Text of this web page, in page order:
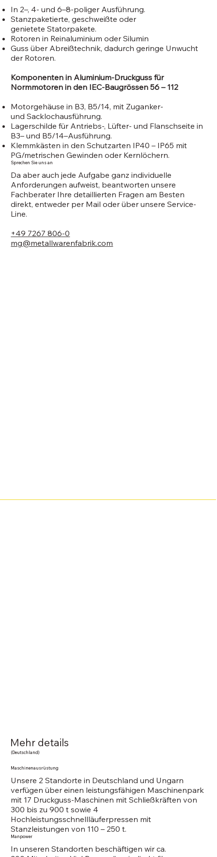
In 2–, 4- und 6–8-poliger Ausführung.
Stanzpaketierte, geschweißte oder
genietete Statorpakete.
Rotoren in Reinaluminium oder Silumin
Guss über Abreißtechnik, dadurch geringe Unwucht
der Rotoren.
Komponenten in Aluminium-Druckguss für
Normmotoren in den IEC-Baugrössen 56 – 112
Motorgehäuse in B3, B5/14, mit Zuganker-
und Sacklochausführung.
Lagerschilde für Antriebs-, Lüfter- und Flanschseite in
B3– und B5/14–Ausführung.
Klemmkästen in den Schutzarten IP40 – IP65 mit
PG/metrischen Gewinden oder Kernlöchern.
Da aber auch jede Aufgabe ganz individuelle
Anforderungen aufweist, beantworten unsere
Fachberater Ihre detaillierten Fragen am Besten
direkt, entweder per Mail oder über unsere Service-
Line.
+49 7267 806-0
mg@metallwarenfabrik.com
Sprechen Sie uns an
Mehr details
(Deutschland)
​Unsere 2 Standorte in Deutschland und Ungarn
verfügen über einen leistungsfähigen Maschinenpark
mit 17 Druckguss-Maschinen mit Schließkräften von
300 bis zu 900 t sowie 4
Hochleistungsschnellläuferpressen mit
Stanzleistungen von 110 – 250 t.
Maschinenausrüstung
In unseren Standorten beschäftigen wir ca.
Manpower